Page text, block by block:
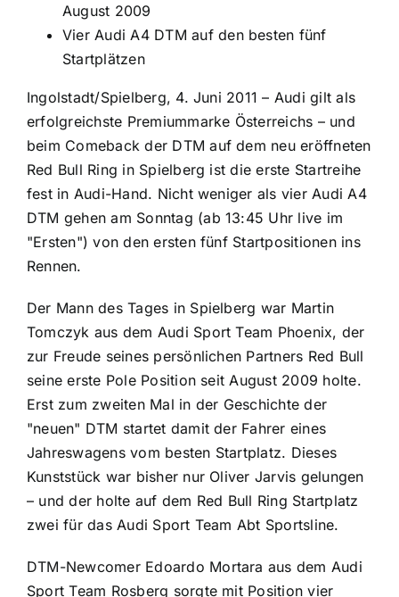
August 2009
Vier Audi A4 DTM auf den besten fünf
Startplätzen
Ingolstadt/Spielberg, 4. Juni 2011 – Audi gilt als
erfolgreichste Premiummarke Österreichs – und
beim Comeback der DTM auf dem neu eröffneten
Red Bull Ring in Spielberg ist die erste Startreihe
fest in Audi-Hand. Nicht weniger als vier Audi A4
DTM gehen am Sonntag (ab 13:45 Uhr live im
"Ersten") von den ersten fünf Startpositionen ins
Rennen.
Der Mann des Tages in Spielberg war Martin
Tomczyk aus dem Audi Sport Team Phoenix, der
zur Freude seines persönlichen Partners Red Bull
seine erste Pole Position seit August 2009 holte.
Erst zum zweiten Mal in der Geschichte der
"neuen" DTM startet damit der Fahrer eines
Jahreswagens vom besten Startplatz. Dieses
Kunststück war bisher nur Oliver Jarvis gelungen
– und der holte auf dem Red Bull Ring Startplatz
zwei für das Audi Sport Team Abt Sportsline.
DTM-Newcomer Edoardo Mortara aus dem Audi
Sport Team Rosberg sorgte mit Position vier